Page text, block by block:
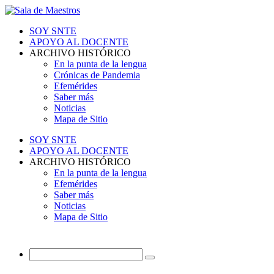
SOY SNTE
APOYO AL DOCENTE
ARCHIVO HISTÓRICO
En la punta de la lengua
Crónicas de Pandemia
Efemérides
Saber más
Noticias
Mapa de Sitio
SOY SNTE
APOYO AL DOCENTE
ARCHIVO HISTÓRICO
En la punta de la lengua
Efemérides
Saber más
Noticias
Mapa de Sitio